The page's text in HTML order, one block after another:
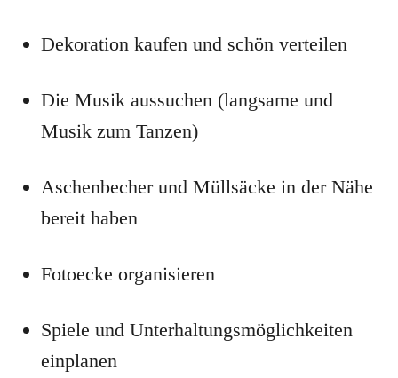
Dekoration kaufen und schön verteilen
Die Musik aussuchen (langsame und
Musik zum Tanzen)
Aschenbecher und Müllsäcke in der Nähe
bereit haben
Fotoecke organisieren
Spiele und Unterhaltungsmöglichkeiten
einplanen